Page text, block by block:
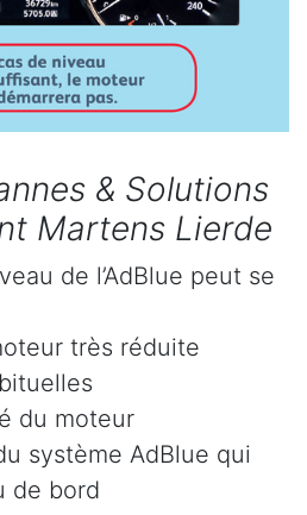
& Solutions
Martens Lierde
de l’AdBlue peut se
très réduite
du moteur
système AdBlue qui
de bord